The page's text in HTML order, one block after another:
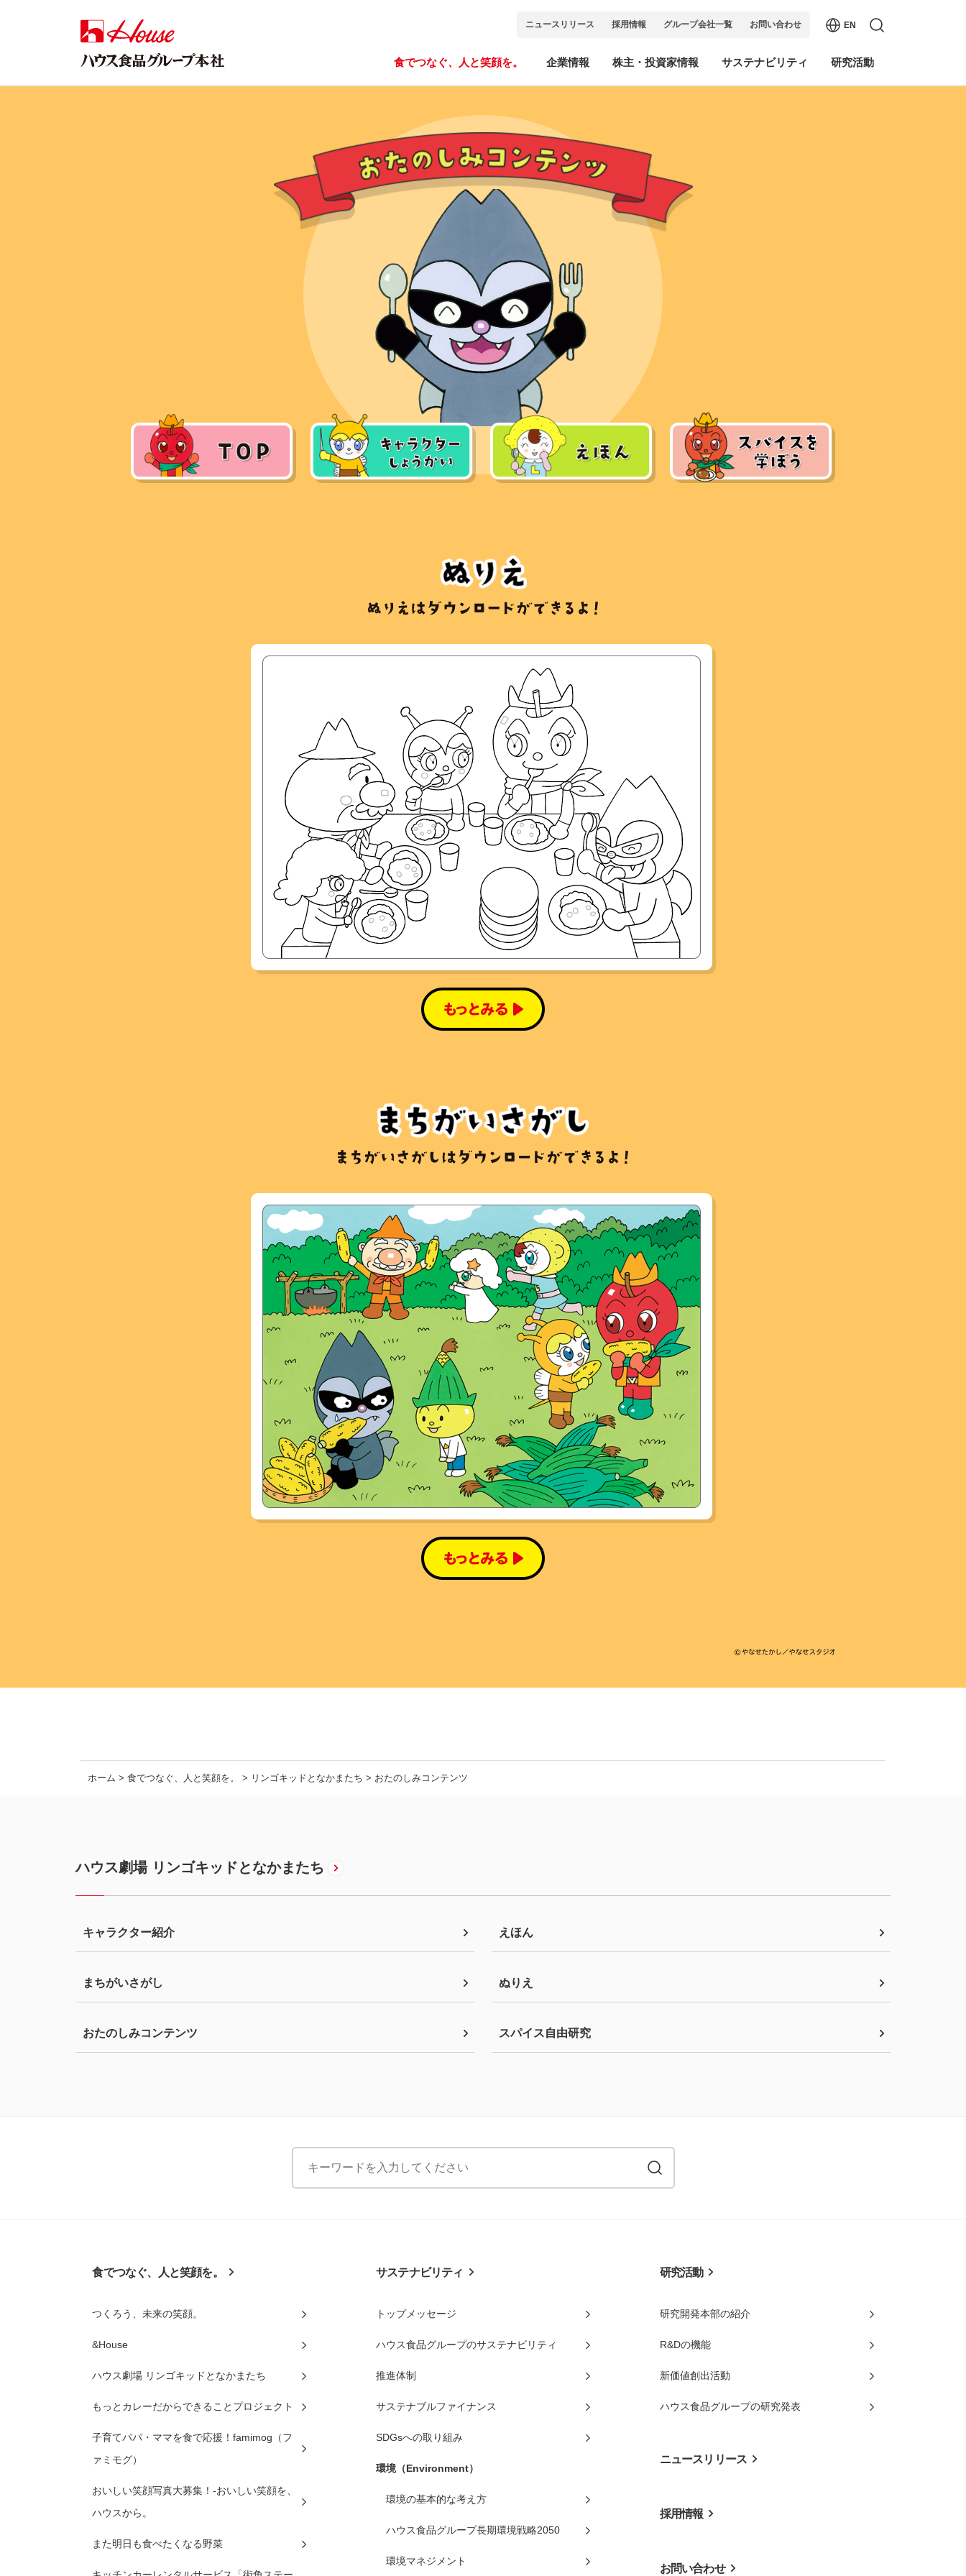
食でつなぐ、人と笑顔を。 企業情報 株主・投資家情報 サステナビリティ 研究活動
ニュースリリース 採用情報 グループ会社一覧 お問い合わせ EN
ホーム > 食でつなぐ、人と笑顔を。 > リンゴキッドとなかまたち > おたのしみコンテンツ
ハウス劇場 リンゴキッドとなかまたち
キャラクター紹介 えほん
まちがいさがし ぬりえ
おたのしみコンテンツ スパイス自由研究
食でつなぐ、人と笑顔を。
つくろう、未来の笑顔。
&House
ハウス劇場 リンゴキッドとなかまたち
もっとカレーだからできることプロジェクト
子育てパパ・ママを食で応援！famimog（フ
ァミモグ）
おいしい笑顔写真大募集！-おいしい笑顔を、
ハウスから。
また明日も食べたくなる野菜
サステナビリティ
トップメッセージ
ハウス食品グループのサステナビリティ
推進体制
サステナブルファイナンス
SDGsへの取り組み
環境（Environment）
環境の基本的な考え方
ハウス食品グループ長期環境戦略2050
環境マネジメント
研究活動
研究開発本部の紹介
R&Dの機能
新価値創出活動
ハウス食品グループの研究発表
ニュースリリース
採用情報
お問い合わせ